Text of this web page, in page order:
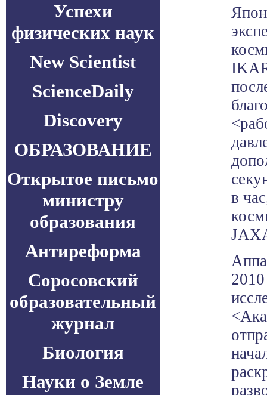
Успехи
физических наук
New Scientist
ScienceDaily
Discovery
ОБРАЗОВАНИЕ
Открытое письмо
министру
образования
Антиреформа
Соросовский
образовательный
журнал
Биология
Науки о Земле
в